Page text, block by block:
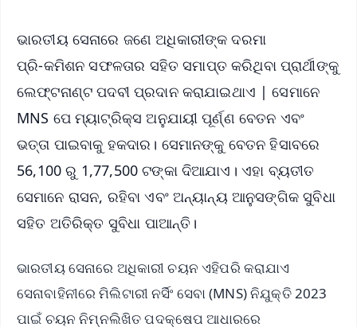
ଭାରତୀୟ ସେନାରେ ଜଣେ ଅଧିକାରୀଙ୍କ ଦରମା
ପ୍ରି-କମିଶନ ସଫଳତାର ସହିତ ସମାପ୍ତ କରିଥିବା ପ୍ରାର୍ଥୀଙ୍କୁ
ଲେଫ୍ଟନାଣ୍ଟ ପଦବୀ ପ୍ରଦାନ କରାଯାଇଥାଏ | ସେମାନେ
MNS ପେ ମ୍ୟାଟ୍ରିକ୍ସ ଅନୁଯାୟୀ ପୂର୍ଣ୍ଣ ବେତନ ଏବଂ
ଭତ୍ତା ପାଇବାକୁ ହକଦାର। ସେମାନଙ୍କୁ ବେତନ ହିସାବରେ
56,100 ରୁ 1,77,500 ଟଙ୍କା ଦିଆଯାଏ। ଏହା ବ୍ୟତୀତ
ସେମାନେ ରାସନ, ରହିବା ଏବଂ ଅନ୍ୟାନ୍ୟ ଆନୁସଙ୍ଗିକ ସୁବିଧା
ସହିତ ଅତିରିକ୍ତ ସୁବିଧା ପାଆନ୍ତି।
ଭାରତୀୟ ସେନାରେ ଅଧିକାରୀ ଚୟନ ଏହିପରି କରାଯାଏ
ସେନାବାହିନୀରେ ମିଲିଟାରୀ ନର୍ସିଂ ସେବା (MNS) ନିଯୁକ୍ତି 2023
ପାଇଁ ଚୟନ ନିମ୍ନଲିଖିତ ପଦକ୍ଷେପ ଆଧାରରେ